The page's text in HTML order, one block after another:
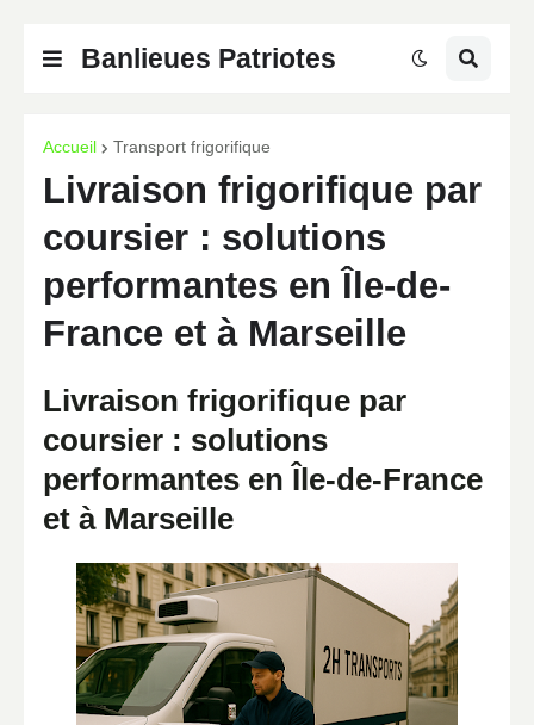
Banlieues Patriotes
Accueil Transport frigorifique
Livraison frigorifique par
coursier : solutions
performantes en Île-de-
France et à Marseille
Livraison frigorifique par
coursier : solutions
performantes en Île-de-France
et à Marseille